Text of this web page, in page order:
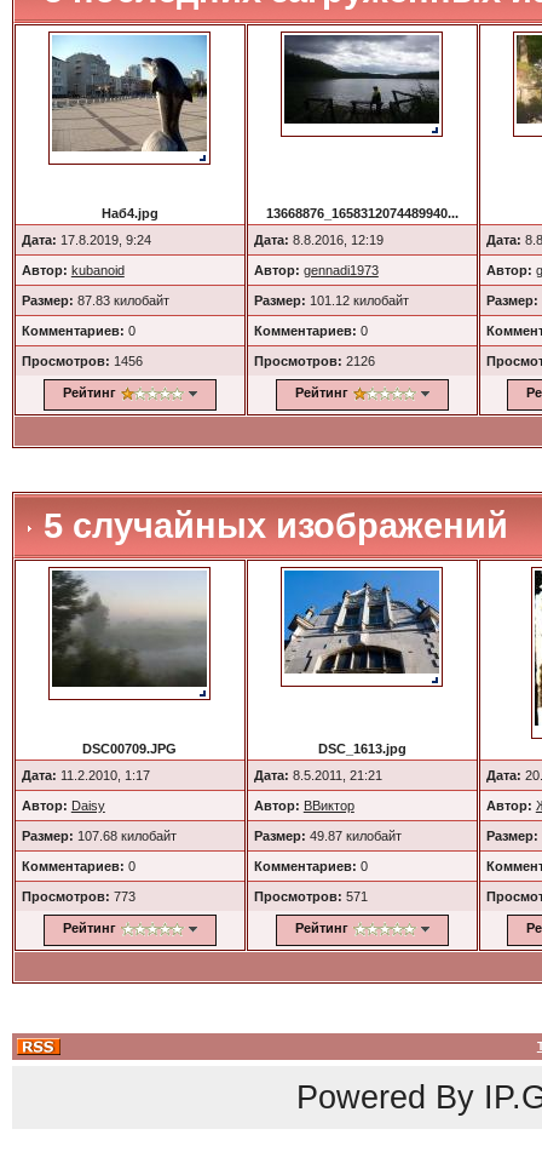
Наб4.jpg
Дата: 17.8.2019, 9:24
Автор: kubanoid
Размер: 87.83 килобайт
Комментариев: 0
Просмотров: 1456
Рейтинг
13668876_1658312074489940...
Дата: 8.8.2016, 12:19
Автор: gennadi1973
Размер: 101.12 килобайт
Комментариев: 0
Просмотров: 2126
Рейтинг
Дата:
Автор:
Размер:
5 случайных изображений
DSC00709.JPG
Дата: 11.2.2010, 1:17
Автор: Daisy
Размер: 107.68 килобайт
Комментариев: 0
Просмотров: 773
Рейтинг
DSC_1613.jpg
Дата: 8.5.2011, 21:21
Автор: ВВиктор
Размер: 49.87 килобайт
Комментариев: 0
Просмотров: 571
Рейтинг
Дата:
Автор:
Размер:
Powered By